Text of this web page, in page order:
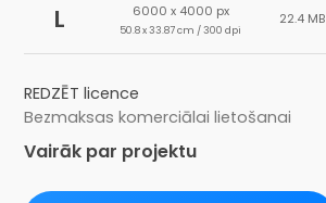
L 6000 x 4000 px
50.8 x 33.87 cm / 300 dpi
22.4 MB
REDZĒT licence
Bezmaksas komerciālai lietošanai
Vairāk par projektu